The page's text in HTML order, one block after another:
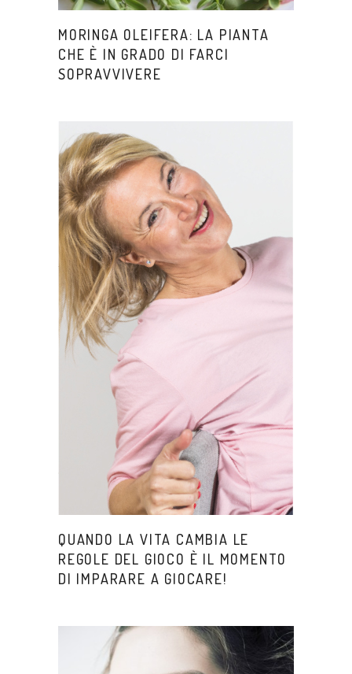
MORINGA OLEIFERA: LA PIANTA
CHE È IN GRADO DI FARCI
SOPRAVVIVERE
QUANDO LA VITA CAMBIA LE
REGOLE DEL GIOCO È IL MOMENTO
DI IMPARARE A GIOCARE!